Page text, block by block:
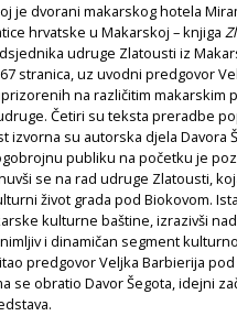
je dvorani makarskog hotela
hrvatske u Makarskoj – knjiga
udruge Zlatousti iz
stranica, uz uvodni predgovor
na različitim makarskim
Četiri su teksta preradbe
izvorna su autorska djela
publiku na početku je
se na rad udruge Zlatousti,
život grada pod Biokovom.
kulturne baštine, izrazivši
i dinamičan segment
predgovor Veljka Barbierija
se obratio Davor Šegota, idejni